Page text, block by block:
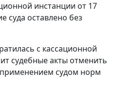
инстанции от 17
суда оставлено без
с кассационной
судебные акты отменить
судом норм